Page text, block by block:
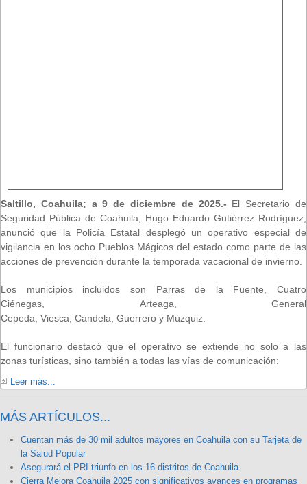
Saltillo, Coahuila; a 9 de diciembre de 2025.- El Secretario de
Seguridad Pública de Coahuila, Hugo Eduardo Gutiérrez Rodríguez,
anunció que la Policía Estatal desplegó un operativo especial de
vigilancia en los ocho Pueblos Mágicos del estado como parte de las
acciones de prevención durante la temporada vacacional de invierno.
Los municipios incluidos son Parras de la Fuente, Cuatro
Ciénegas, Arteaga, General
Cepeda, Viesca, Candela, Guerrero y Múzquiz.
El funcionario destacó que el operativo se extiende no solo a las
zonas turísticas, sino también a todas las vías de comunicación:
Leer más...
MÁS ARTÍCULOS...
Cuentan más de 30 mil adultos mayores en Coahuila con su Tarjeta de
la Salud Popular
Asegurará el PRI triunfo en los 16 distritos de Coahuila
Cierra Mejora Coahuila 2025 con significativos avances en programas